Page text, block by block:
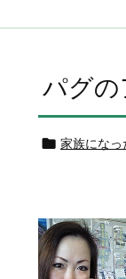
パグ
 家族になっ